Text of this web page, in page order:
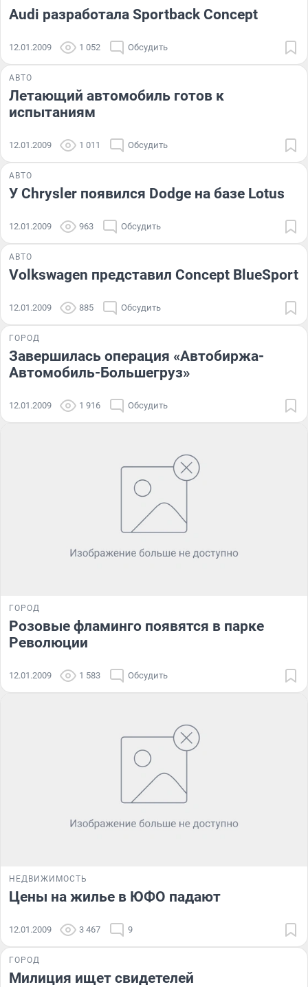
Audi разработала Sportback Concept
12.01.2009 1 052 Обсудить
АВТО
Летающий автомобиль готов к
испытаниям
12.01.2009 1 011 Обсудить
АВТО
У Chrysler появился Dodge на базе Lotus
12.01.2009 963 Обсудить
АВТО
Volkswagen представил Concept BlueSport
12.01.2009 885 Обсудить
ГОРОД
Завершилась операция «Автобиржа-
Автомобиль-Большегруз»
12.01.2009 1 916 Обсудить
ГОРОД
Розовые фламинго появятся в парке
Революции
12.01.2009 1 583 Обсудить
НЕДВИЖИМОСТЬ
Цены на жилье в ЮФО падают
12.01.2009 3 467 9
ГОРОД
Милиция ищет свидетелей